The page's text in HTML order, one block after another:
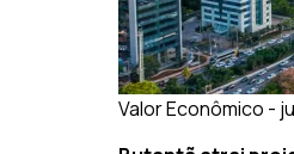
Valor Econômico -